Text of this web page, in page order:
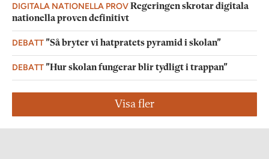
DIGITALA NATIONELLA PROVRegeringen skrotar digitala
nationella proven definitivt
DEBATT”Så bryter vi hatpratets pyramid i skolan”
DEBATT”Hur skolan fungerar blir tydligt i trappan”
Visa fler